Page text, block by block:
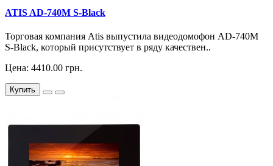
ATIS AD-740M S-Black
Торговая компания Atis выпустила видеодомофон AD-740M
S-Black, который присутствует в ряду качествен..
Цена: 4410.00 грн.
Купить